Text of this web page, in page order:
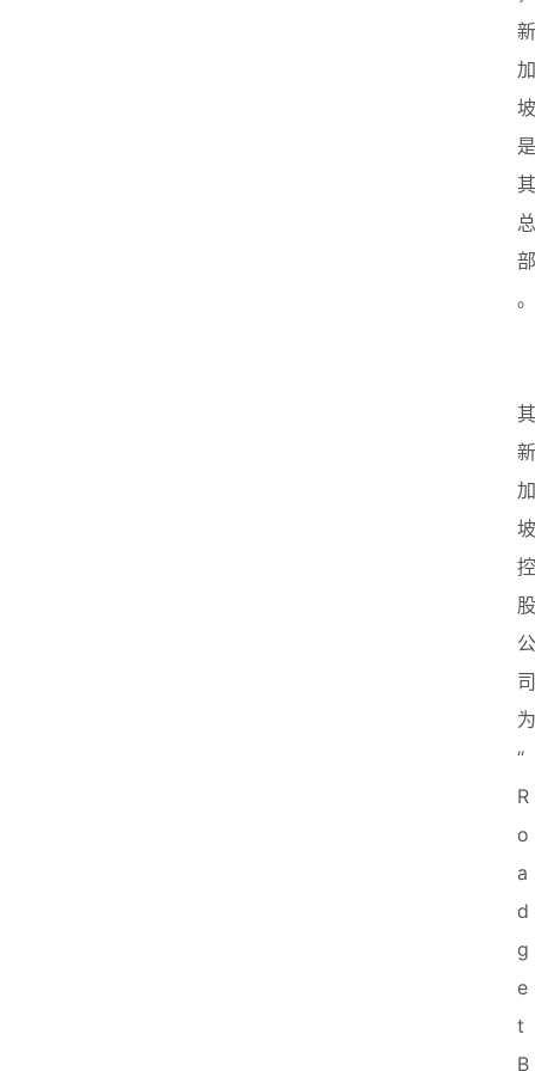
新
加
坡
是
其
总
部
。
其
新
加
坡
控
股
公
司
为
“
R
o
a
d
g
e
t
B